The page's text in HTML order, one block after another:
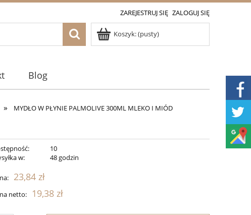
ZAREJESTRUJ SIĘ ZALOGUJ SIĘ
Koszyk:(pusty)
Blog
» MYDŁO W PŁYNIE PALMOLIVE 300ML MLEKO I MIÓD
10
w:
48 godzin
23,84 zł
netto: 19,38 zł